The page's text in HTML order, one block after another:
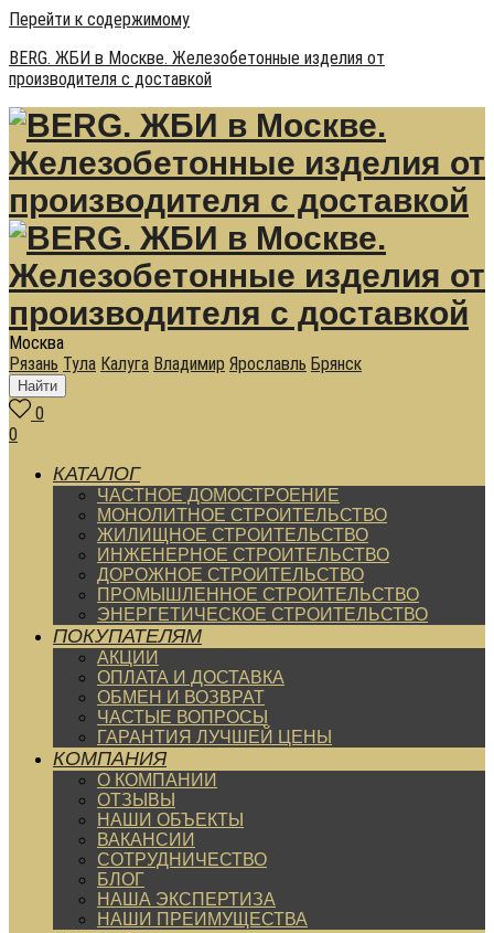
Перейти к содержимому
BERG. ЖБИ в Москве. Железобетонные изделия от
производителя с доставкой
Москва
Рязань Тула Калуга Владимир Ярославль Брянск
Найти
0
0
КАТАЛОГ
ЧАСТНОЕ ДОМОСТРОЕНИЕ
МОНОЛИТНОЕ СТРОИТЕЛЬСТВО
ЖИЛИЩНОЕ СТРОИТЕЛЬСТВО
ИНЖЕНЕРНОЕ СТРОИТЕЛЬСТВО
ДОРОЖНОЕ СТРОИТЕЛЬСТВО
ПРОМЫШЛЕННОЕ СТРОИТЕЛЬСТВО
ЭНЕРГЕТИЧЕСКОЕ СТРОИТЕЛЬСТВО
ПОКУПАТЕЛЯМ
АКЦИИ
ОПЛАТА И ДОСТАВКА
ОБМЕН И ВОЗВРАТ
ЧАСТЫЕ ВОПРОСЫ
ГАРАНТИЯ ЛУЧШЕЙ ЦЕНЫ
КОМПАНИЯ
О КОМПАНИИ
ОТЗЫВЫ
НАШИ ОБЪЕКТЫ
ВАКАНСИИ
СОТРУДНИЧЕСТВО
БЛОГ
НАША ЭКСПЕРТИЗА
НАШИ ПРЕИМУЩЕСТВА